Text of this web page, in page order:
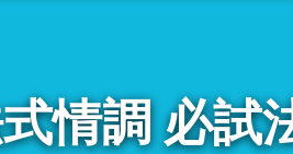
情調 必試